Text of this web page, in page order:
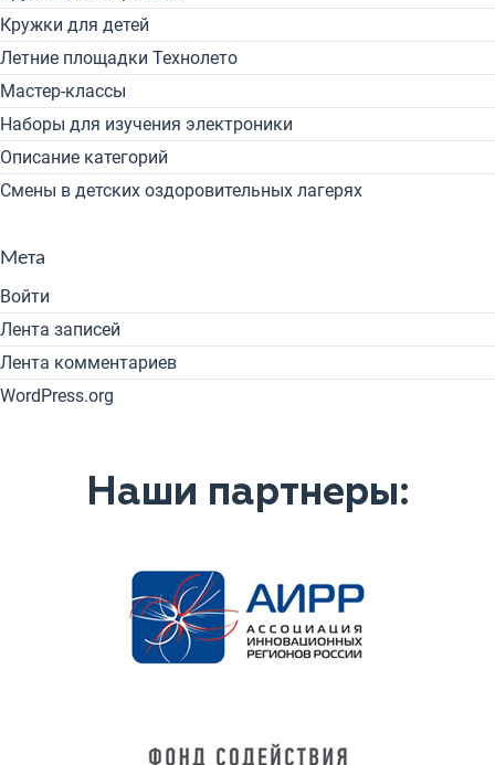
Кружки для детей
Летние площадки Технолето
Мастер-классы
Наборы для изучения электроники
Описание категорий
Смены в детских оздоровительных лагерях
Мета
Войти
Лента записей
Лента комментариев
WordPress.org
Наши партнеры: